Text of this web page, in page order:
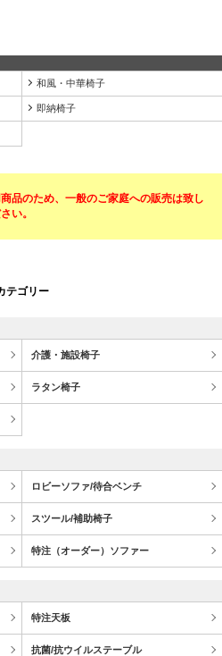
和風・中華椅子
即納椅子
品のため、一般のご家庭への販売は致し
い。
テゴリー
介護・施設椅子
ラタン椅子
ロビーソファ/待合ベンチ
スツール/補助椅子
特注（オーダー）ソファー
特注天板
抗菌/抗ウイルステーブル